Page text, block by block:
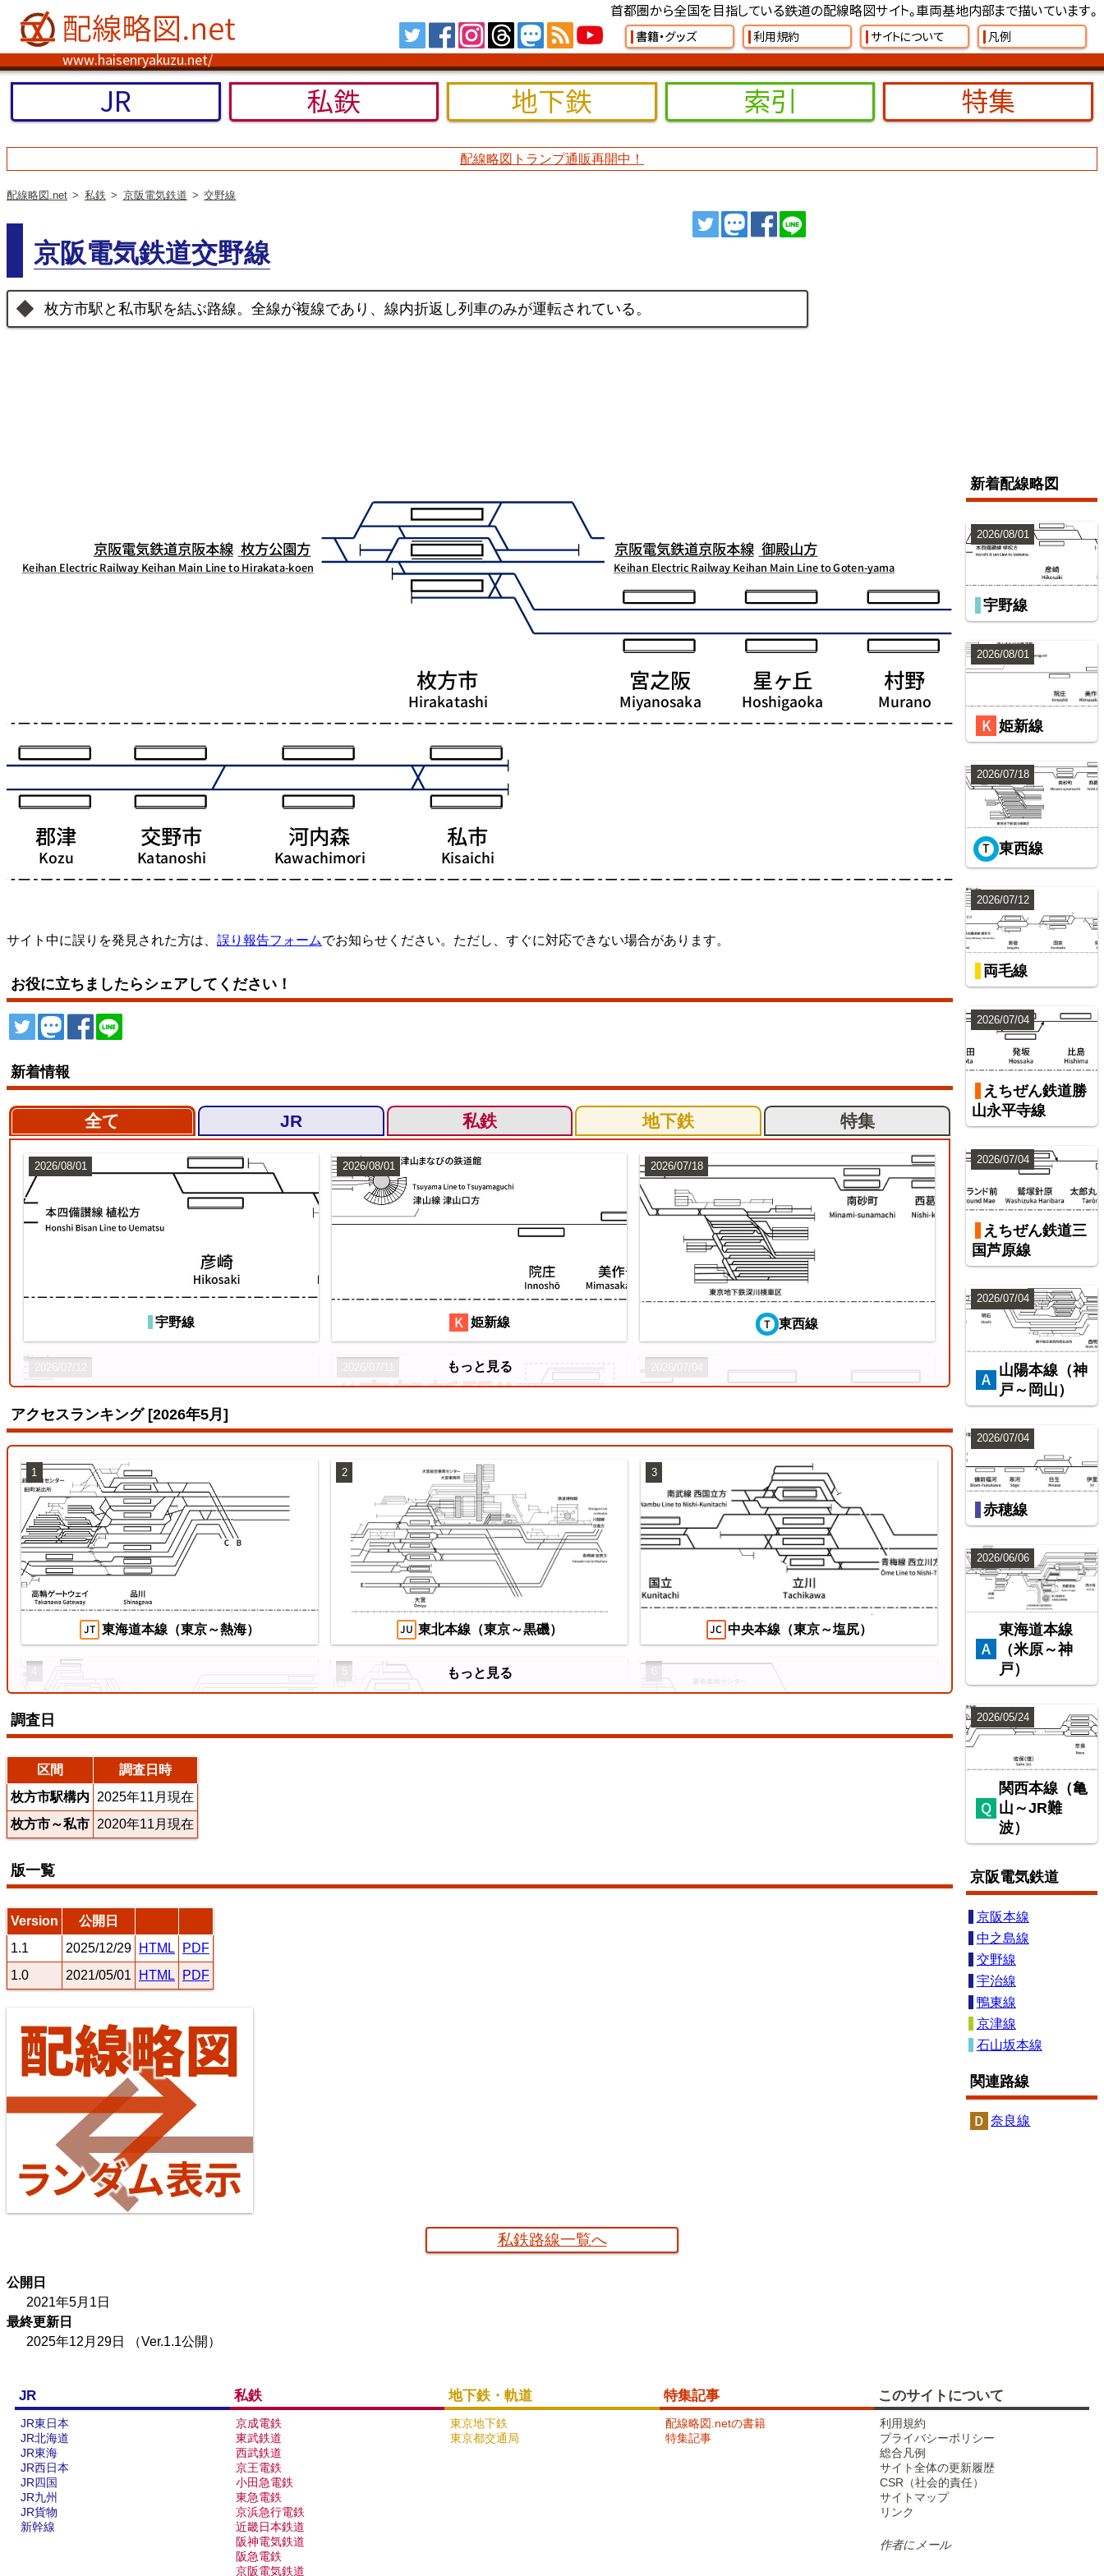
首都圏から全国を目指している鉄道の配線略図サイト。車両基地内部まで描いています。
書籍・グッズ 利用規約 サイトについて 凡例
www.haisenryakuzu.net/
Tw FB IG TH MS RSS
JR 私鉄 地下鉄 索引 特集
配線略図トランプ通販再開中！
配線略図.net 私鉄 京阪電気鉄道 交野線
ツイートトゥート
シェア
京阪電気鉄道交野線
枚方市駅と私市駅を結ぶ路線。全線が複線であり、線内折返し列車のみが運転されている。
サイト中に誤りを発見された方は、 誤り報告フォームでお知らせください。ただし、すぐに対応できない場合があります。
お役に立ちましたらシェアしてください！
ツイートトゥート
シェア
新着情報
全て JR 私鉄 地下鉄 特集
宇野線
2026/08/01
姫新線
2026/08/01
東西線
2026/07/18
両毛線
【待望の複線化】成田空港機能強化で京成成田
スカイアクセス・JRの配線はどう変わる？
えちぜん鉄道勝山永平寺線
えちぜん鉄道三国芦原線
2026/07/04
山陽本線（神戸～岡山）
2026/07/04
もっと見る
アクセスランキング [2026年5月]
東海道本線（東京～熱海）
1
東北本線（東京～黒磯）
2
中央本線（東京～塩尻）
3
東海道本線（米原～神戸）
常磐線（上野～いわき）
7
10
小田急電鉄小田原線
京浜急行電鉄本線
16
もっと見る
調査日
区間
調査日時
枚方市駅構内
2025年11月現在
枚方市～私市 2020年11月現在
版一覧
Version
公開日
1.1
2025/12/29 HTML
PDF
1.0
2021/05/01 HTML PDF
新着配線略図
宇野線
2026/08/01
姫新線
2026/08/01
東西線
2026/07/18
両毛線
2026/07/12
えちぜん鉄道勝
山永平寺線
2026/07/04
えちぜん鉄道三
国芦原線
2026/07/04
山陽本線（神
戸～岡山）
2026/07/04
赤穂線
2026/07/04
東海道本線
（米原～神
戸）
2026/06/06
関西本線（亀
山～JR難
波）
2026/05/24
京阪電気鉄道
京阪本線
中之島線
交野線
宇治線
鴨東線
京津線
石山坂本線
関連路線
奈良線
私鉄路線一覧へ
公開日
2021年5月1日
最終更新日
2025年12月29日
（Ver.1.1公開）
JR
JR東日本
JR北海道
JR東海
JR西日本
JR四国
JR九州
JR貨物
新幹線
私鉄
京成電鉄
東武鉄道
西武鉄道
京王電鉄
小田急電鉄
東急電鉄
京浜急行電鉄
近畿日本鉄道
阪神電気鉄道
阪急電鉄
京阪電気鉄道
地下鉄・軌道
東京地下鉄
東京都交通局
特集記事
配線略図.netの書籍
特集記事
このサイトについて
利用規約
プライバシーポリシー
総合凡例
サイト全体の更新履歴
CSR（社会的責任）
サイトマップ
リンク
作者にメール